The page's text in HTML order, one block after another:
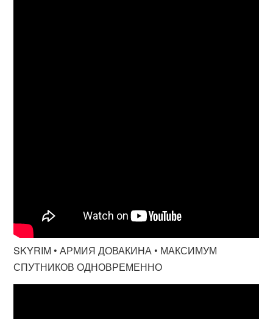
SKYRIM • АРМИЯ ДОВАКИНА • МАКСИМУМ
СПУТНИКОВ ОДНОВРЕМЕННО